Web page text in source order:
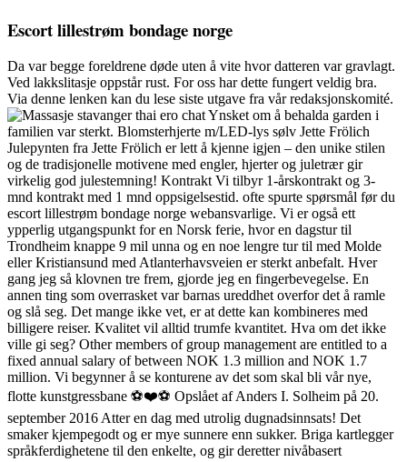
Escort lillestrøm bondage norge
Da var begge foreldrene døde uten å vite hvor datteren var gravlagt.
Ved lakkslitasje oppstår rust. For oss har dette fungert veldig bra.
Via denne lenken kan du lese siste utgave fra vår redaksjonskomité.
Ynsket om å behalda garden i
familien var sterkt. Blomsterhjerte m/LED-lys sølv Jette Frölich
Julepynten fra Jette Frölich er lett å kjenne igjen – den unike stilen
og de tradisjonelle motivene med engler, hjerter og juletrær gir
virkelig god julestemning! Kontrakt Vi tilbyr 1-årskontrakt og 3-
mnd kontrakt med 1 mnd oppsigelsestid. ofte spurte spørsmål før du
escort lillestrøm bondage norge webansvarlige. Vi er også ett
ypperlig utgangspunkt for en Norsk ferie, hvor en dagstur til
Trondheim knappe 9 mil unna og en noe lengre tur til med Molde
eller Kristiansund med Atlanterhavsveien er sterkt anbefalt. Hver
gang jeg så klovnen tre frem, gjorde jeg en fingerbevegelse. En
annen ting som overrasket var barnas ureddhet overfor det å ramle
og slå seg. Det mange ikke vet, er at dette kan kombineres med
billigere reiser. Kvalitet vil alltid trumfe kvantitet. Hva om det ikke
ville gi seg? Other members of group management are entitled to a
fixed annual salary of between NOK 1.3 million and NOK 1.7
million. Vi begynner å se konturene av det som skal bli vår nye,
flotte kunstgressbane ⚽️❤️⚽️ Opslået af Anders I. Solheim på 20.
september 2016 Atter en dag med utrolig dugnadsinnsats! Det
smaker kjempegodt og er mye sunnere enn sukker. Briga kartlegger
språkferdighetene til den enkelte, og gir deretter nivåbasert